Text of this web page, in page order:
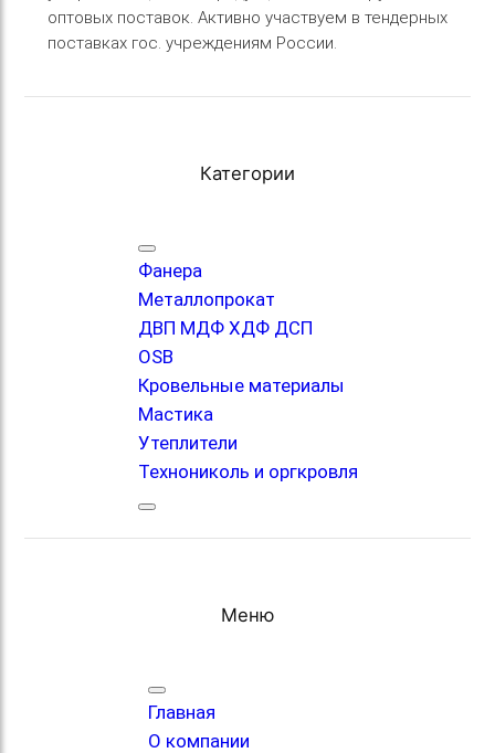
оптовых поставок. Активно участвуем в тендерных
поставках гос. учреждениям России.
Категории
Фанера
Металлопрокат
ДВП МДФ ХДФ ДСП
OSB
Кровельные материалы
Мастика
Утеплители
Технониколь и оргкровля
Меню
Главная
О компании